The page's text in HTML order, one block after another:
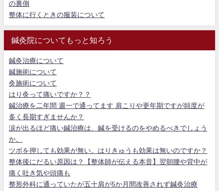
の裏側
整体に行くときの服装について
鍼灸院についてもっと知ろう
鍼灸治療について
鍼施術について
灸施術について
はり灸って痛いですか？？
鍼治療を二年間 週一で通ってます 肩こりや更年期ですが頻度が
多く長期すぎませんか？
涙が出るほど痛い鍼治療は、鍼を受けるのをやめるべきでしょう
か。
ツボを押しても効果が無い。はりきゅうも効果は無いのですか？
整体後にだるい原因は？【整体師が伝える本音】翌朝腰や背中が
痛く吐き気や頭痛も
整形外科に通っていたが五十肩が5か月間改善されず鍼灸治療